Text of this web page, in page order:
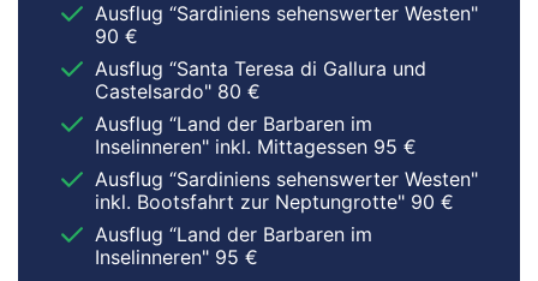
Ausflug “Sardiniens sehenswerter Westen"
90 €
Ausflug “Santa Teresa di Gallura und
Castelsardo" 80 €
Ausflug “Land der Barbaren im
Inselinneren" inkl. Mittagessen 95 €
Ausflug “Sardiniens sehenswerter Westen"
inkl. Bootsfahrt zur Neptungrotte" 90 €
Ausflug “Land der Barbaren im
Inselinneren" 95 €